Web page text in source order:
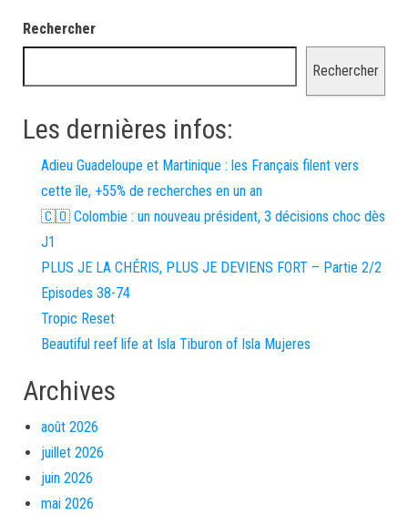
Rechercher
Rechercher
Les dernières infos:
Adieu Guadeloupe et Martinique : les Français filent vers
cette île, +55% de recherches en un an
🇨🇴 Colombie : un nouveau président, 3 décisions choc dès
J1
PLUS JE LA CHÉRIS, PLUS JE DEVIENS FORT – Partie 2/2
Episodes 38-74
Tropic Reset
Beautiful reef life at Isla Tiburon of Isla Mujeres
Archives
août 2026
juillet 2026
juin 2026
mai 2026